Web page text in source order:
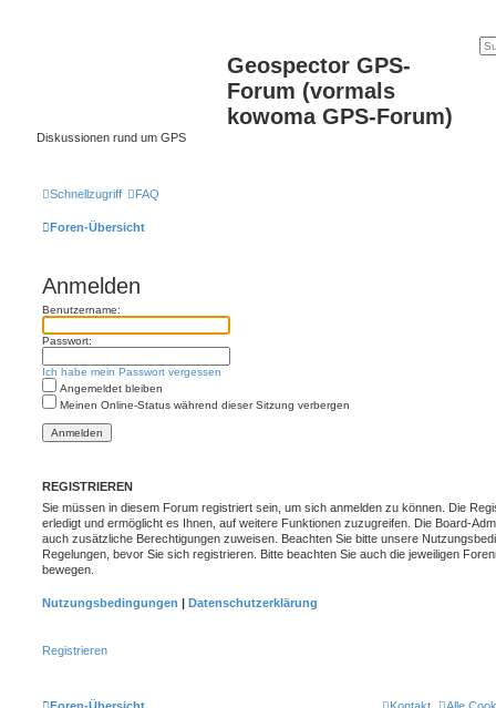
Geospector GPS-
Forum (vormals
kowoma GPS-Forum)
Diskussionen rund um GPS
Schnellzugriff FAQ
Foren-Übersicht
Anmelden
Benutzername:
Passwort:
Ich habe mein Passwort vergessen
Angemeldet bleiben
Meinen Online-Status während dieser Sitzung verbergen
REGISTRIEREN
Sie müssen in diesem Forum registriert sein, um sich anmelden zu können. Die
erledigt und ermöglicht es Ihnen, auf weitere Funktionen zuzugreifen. Die Board-
auch zusätzliche Berechtigungen zuweisen. Beachten Sie bitte unsere
Regelungen, bevor Sie sich registrieren. Bitte beachten Sie auch die jeweiligen
bewegen.
Nutzungsbedingungen | Datenschutzerklärung
Registrieren